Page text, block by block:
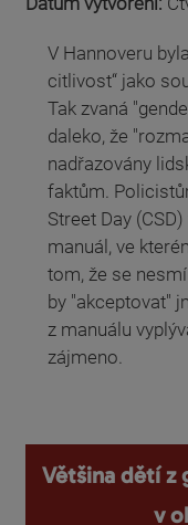
V Hannoveru
citlivost“ jako
Tak zvaná
daleko, že
nadřazovány
faktům.
Street Day
manuál, ve
tom, že se
by "akceptovat"
z manuálu
zájmeno.
Většina dětí z
v